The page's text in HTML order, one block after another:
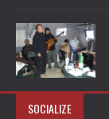
SOCIALIZE